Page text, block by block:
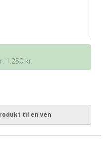
1.250 kr.
til en ven